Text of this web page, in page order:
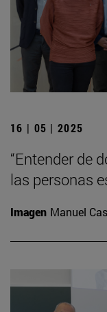
16 | 05 | 2025
“Entender de
las personas
Imagen Manuel